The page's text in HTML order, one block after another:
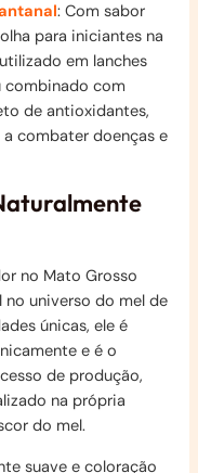
: Com sabor
para iniciantes na
em lanches
combinado com
de antioxidantes,
combater doenças e
no Mato Grosso
universo do mel de
únicas, ele é
e é o
de produção,
na própria
do mel.
suave e coloração